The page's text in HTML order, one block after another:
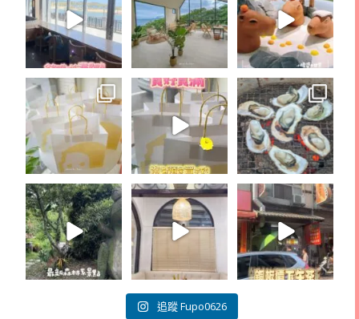
追蹤 Fupo0626